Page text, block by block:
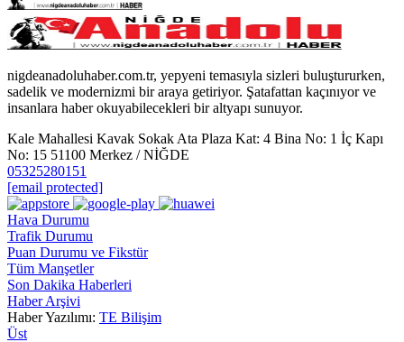
nigdeanadoluhaber.com.tr, yepyeni temasıyla sizleri buluştururken,
sadelik ve modernizmi bir araya getiriyor. Şatafattan kaçınıyor ve
insanlara haber okuyabilecekleri bir altyapı sunuyor.
Kale Mahallesi Kavak Sokak Ata Plaza Kat: 4 Bina No: 1 İç Kapı
No: 15 51100 Merkez / NİĞDE
05325280151
[email protected]
Hava Durumu
Trafik Durumu
Puan Durumu ve Fikstür
Tüm Manşetler
Son Dakika Haberleri
Haber Arşivi
Haber Yazılımı: TE Bilişim
Üst